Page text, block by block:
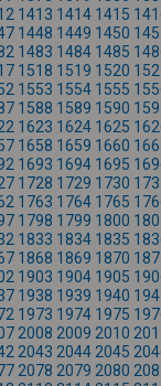
1413 1414 1415
1448 1449 1450
1483 1484 1485
1518 1519 1520
1553 1554 1555
1588 1589 1590
1623 1624 1625
1658 1659 1660
1693 1694 1695
1728 1729 1730
1763 1764 1765
1798 1799 1800
1833 1834 1835
1868 1869 1870
1903 1904 1905
1938 1939 1940
1973 1974 1975
2008 2009 2010
2043 2044 2045
2078 2079 2080